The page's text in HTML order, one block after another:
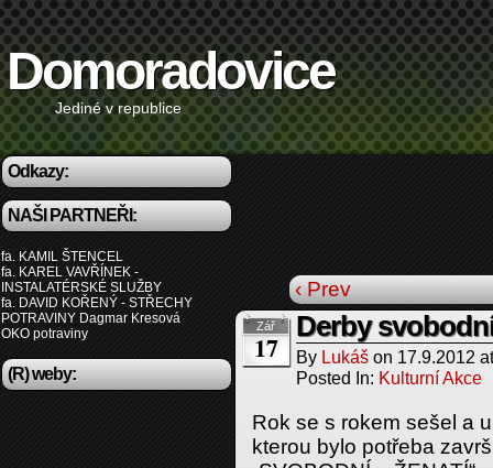
Domoradovice
Jediné v republice
Odkazy:
NAŠI PARTNEŘI:
fa. KAMIL ŠTENCEL
fa. KAREL VAVŘÍNEK -
INSTALATÉRSKÉ SLUŽBY
fa. DAVID KOŘENÝ - STŘECHY
POTRAVINY Dagmar Kresová
OKO potraviny
(R) weby:
‹ Prev
Zář
17
Derby
By Lukáš on 17.9.2012
Posted In: Kulturní Akce
Rok se s rokem sešel a
kterou bylo potřeba